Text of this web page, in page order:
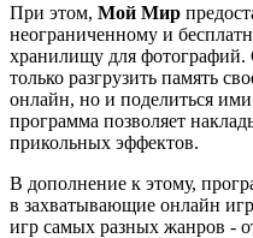
При этом, Мой Мир
неограниченному и
хранилищу для
только разгрузить память
онлайн, но и поделиться
программа позволяет
прикольных эффектов.
В дополнение к этому,
в захватывающие онлайн
игр самых разных жанров -